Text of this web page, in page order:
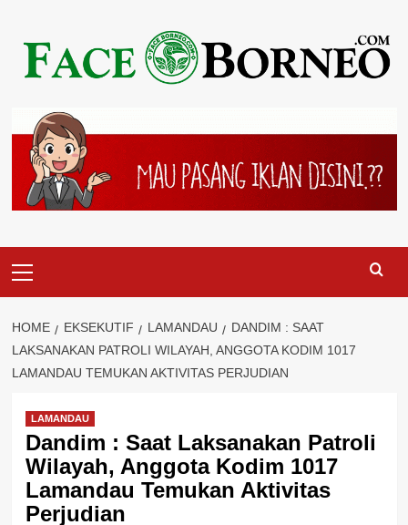
content
Menu
HOME EKSEKUTIF LAMANDAU
DANDIM : SAAT
LAKSANAKAN PATROLI WILAYAH, ANGGOTA KODIM 1017
LAMANDAU TEMUKAN AKTIVITAS PERJUDIAN
LAMANDAU
Dandim : Saat Laksanakan Patroli
Wilayah, Anggota Kodim 1017
Lamandau Temukan Aktivitas
Perjudian